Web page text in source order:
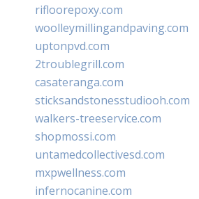
rifloorepoxy.com
woolleymillingandpaving.com
uptonpvd.com
2troublegrill.com
casateranga.com
sticksandstonesstudiooh.com
walkers-treeservice.com
shopmossi.com
untamedcollectivesd.com
mxpwellness.com
infernocanine.com